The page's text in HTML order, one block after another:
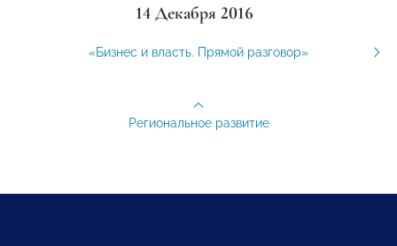
14 Декабря 2016
«Бизнес и власть. Прямой разговор»
Региональное развитие